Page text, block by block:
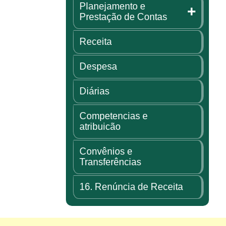
Planejamento e
Prestação de Contas
Receita
Despesa
Diárias
Competencias e
atribuicão
Convênios e
Transferências
16. Renúncia de Receita